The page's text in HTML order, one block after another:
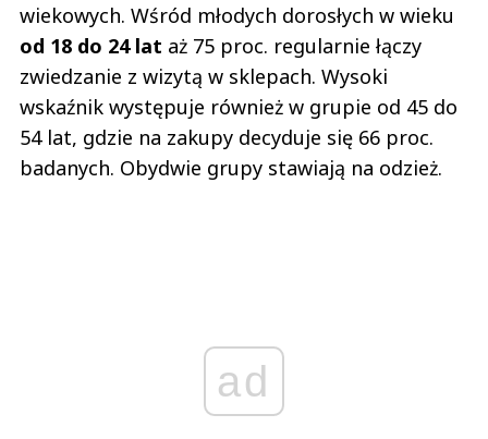
wiekowych. Wśród młodych dorosłych w wieku
od 18 do 24 lat aż 75 proc. regularnie łączy
zwiedzanie z wizytą w sklepach. Wysoki
wskaźnik występuje również w grupie od 45 do
54 lat, gdzie na zakupy decyduje się 66 proc.
badanych. Obydwie grupy stawiają na odzież.
ad